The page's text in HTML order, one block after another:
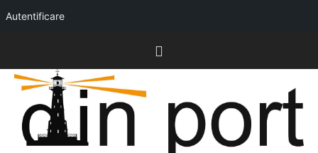
Autentificare
content